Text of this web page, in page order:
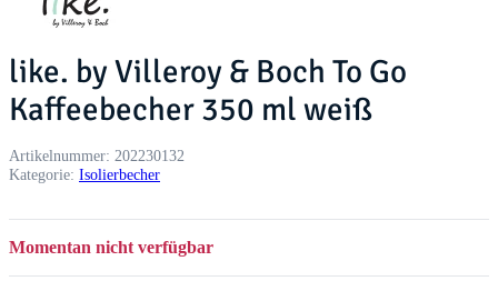
like. by Villeroy & Boch To Go
Kaffeebecher 350 ml weiß
Artikelnummer: 202230132
Kategorie: Isolierbecher
Momentan nicht verfügbar